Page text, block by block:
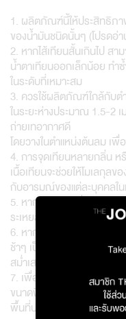
1. ผลิตภัณฑ์นี้ให้ประสิทธิ
ของน้ำมันชนิดนั้นๆ (โปรดอ่
2. หากไส้เทียนสั้นเกินไป สา
น้ำตาเทียนออกเล็กน้อย ทำ
ในระดับที่เหมาะสม
3. ควรใช้ผลิตภัณฑ์ใกล้กับต
ในระยะห่างประมาณ 1.5-2
ถ่ายเทอากาศดี
โดยวางในตำแหน่งต้นลม เ
4. การจุดเทียนหลายกลิ่น
เนื้อเทียนจะช่วยให้โมเลกุล
กับอารมณ์ของแต่ละบุคคลใน
5. หากต้องการเพิ่มระดับค
ระเหยลงบนเนื้อเทียนได้ (หลี
6. หากเนื้อเทียนละลายไม่ทั่
ช้าๆ เป็นวงกลม (คล้ายการ
สม่ำเสมอและสวยงาม
7. เพื่อการกระจายกลิ่นที่เห
ขนาดพื้นที่ โดย Original
พื้นที่ประมาณ 20-25 ตร.ม.